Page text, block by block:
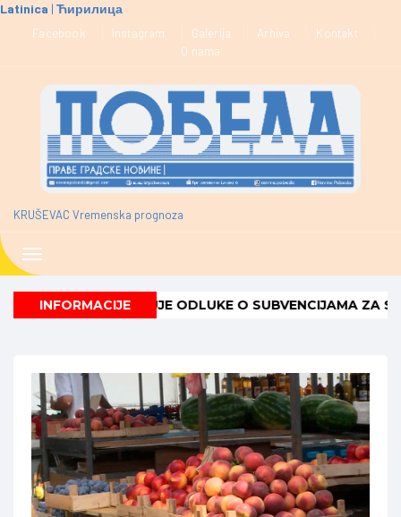
Latinica | Ћирилица
KRUŠEVAC Vremenska prognoza
Toggle
navigation
URUČUJE ODLUKE O SUBVENCIJAMA ZA
INFORMACIJE